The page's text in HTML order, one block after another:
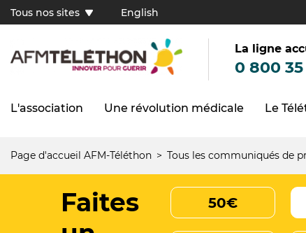
contenu
Tous
sites
(FR)
Tous nos sites English
La ligne
0 800 35
Navigation
L'association Une révolution médicale Le
Fil
d'Ariane
Page d'accueil AFM-Téléthon Tous les communiqués de
Faites
50€